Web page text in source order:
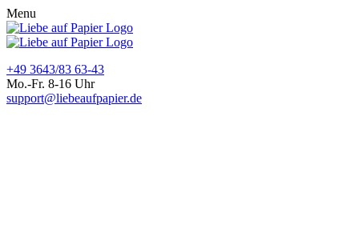
Menu
+49 3643/83 63-43
Mo.-Fr. 8-16 Uhr
support@liebeaufpapier.de